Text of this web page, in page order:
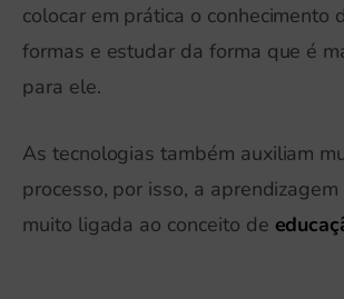
colocar em prática o conhecimento
formas e estudar da forma que é
para ele.
As tecnologias também auxiliam
processo, por isso, a
muito ligada ao conceito de